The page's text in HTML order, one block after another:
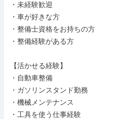
・未経験歓迎
・車が好きな方
・整備士資格をお持ちの方
・整備経験がある方
【活かせる経験】
・自動車整備
・ガソリンスタンド勤務
・機械メンテナンス
・工具を使う仕事経験